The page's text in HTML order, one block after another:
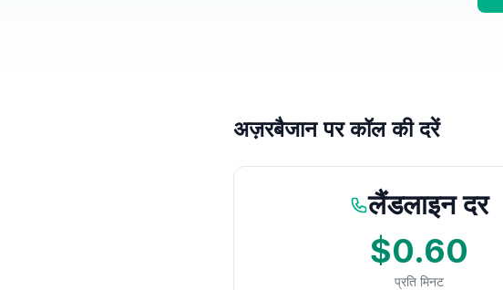
अज़रबैजान पर कॉल की दरें
लैंडलाइन दर
$0.60
प्रति मिनट